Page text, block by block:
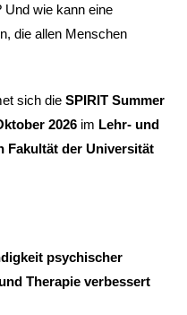
Und wie kann eine
die allen Menschen
sich dieSPIRIT Summer
2026 im Lehr- und
Fakultät der Universität
psychischer
Therapie verbessert